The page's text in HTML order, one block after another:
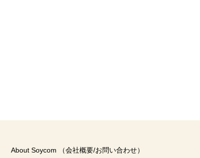
About Soycom （会社概要/お問い合わせ）